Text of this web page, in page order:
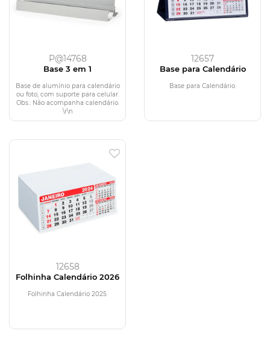
P@14768
Base 3 em 1
Base de alumínio para calendário
ou foto, com suporte para celular.
Obs.: Não acompanha calendário.
\r\n
12657
Base para Calendário
Base para Calendário.
12658
Folhinha Calendário 2026
Folhinha Calendário 2025.